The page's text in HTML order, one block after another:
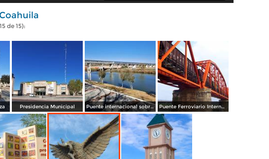
Coahuila
de 15):
Presidencia Municipal Puente internacional sobre el río Bravo Puente Ferroviario Internacional